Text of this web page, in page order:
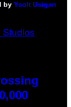
by Ysolt Usigan